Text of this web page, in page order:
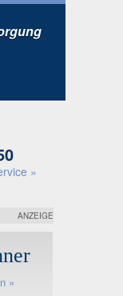
»
ANZEIGE
»